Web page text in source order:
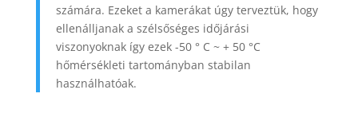
számára. Ezeket a kamerákat úgy terveztük, hogy
ellenálljanak a szélsőséges időjárási
viszonyoknak így ezek -50 ° C ~ + 50 °C
hőmérsékleti tartományban stabilan
használhatóak.